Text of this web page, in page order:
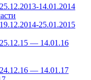
14.01.2014
25.01.2015
— 14.01.16
— 14.01.17